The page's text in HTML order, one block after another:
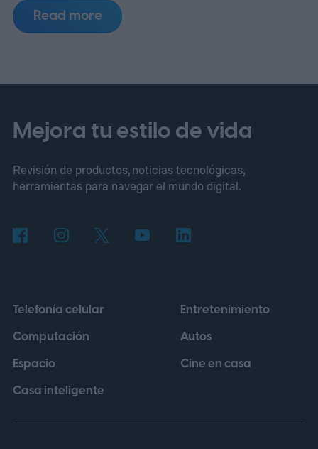
desplegando con Google Health versión
Read more
Mejora tu estilo de vida
Revisión de productos, noticias tecnológicas,
herramientas para navegar el mundo digital.
Telefonía celular
Computación
Espacio
Casa inteligente
Entretenimiento
Autos
Cine en casa